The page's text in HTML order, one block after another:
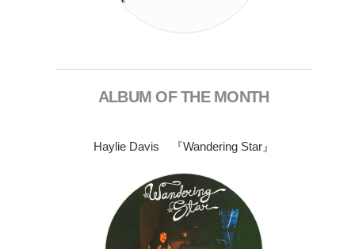
ALBUM OF THE MONTH
Haylie Davis 『Wandering Star』